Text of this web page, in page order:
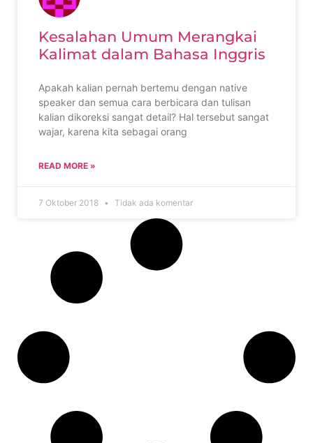
Kesalahan Umum Merangkai
Kalimat dalam Bahasa Inggris
Apakah kalian pernah bertemu dengan native
speaker dan semua cara berbicara dan tulisan
kalian dikoreksi sangat detail? Hal tersebut sangat
wajar, karena kita sebagai orang
READ MORE »
7 Oktober 2018 Tidak ada komentar